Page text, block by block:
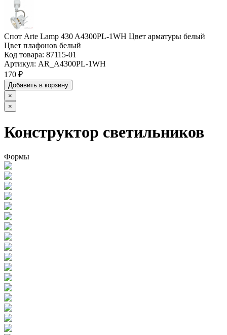
Спот Arte Lamp 430 A4300PL-1WH Цвет арматуры белый
Цвет плафонов белый
Код товара: 87115-01
Артикул: AR_A4300PL-1WH
170 ₽
Добавить в корзину
×
×
Конструктор светильников
Формы